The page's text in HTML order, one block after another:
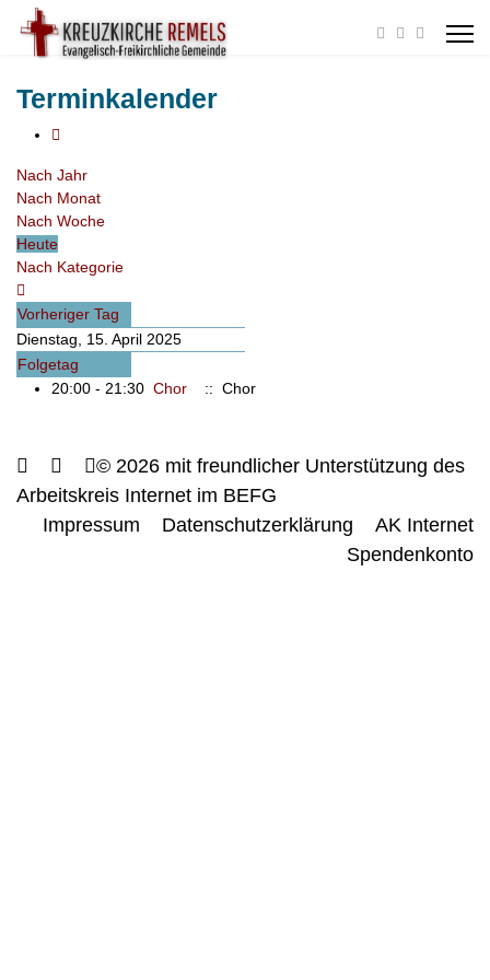
Terminkalender
Nach Jahr
Nach Monat
Nach Woche
Heute
Nach Kategorie
Vorheriger Tag
Dienstag, 15. April 2025
Folgetag
20:00 - 21:30 Chor :: Chor
© 2026 mit freundlicher Unterstützung des
Arbeitskreis Internet im BEFG
Impressum
Datenschutzerklärung
AK Internet
Spendenkonto